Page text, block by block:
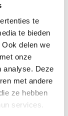
te
te bieden
delen we
onze
analyse. Deze
met andere
ze hebben
services.